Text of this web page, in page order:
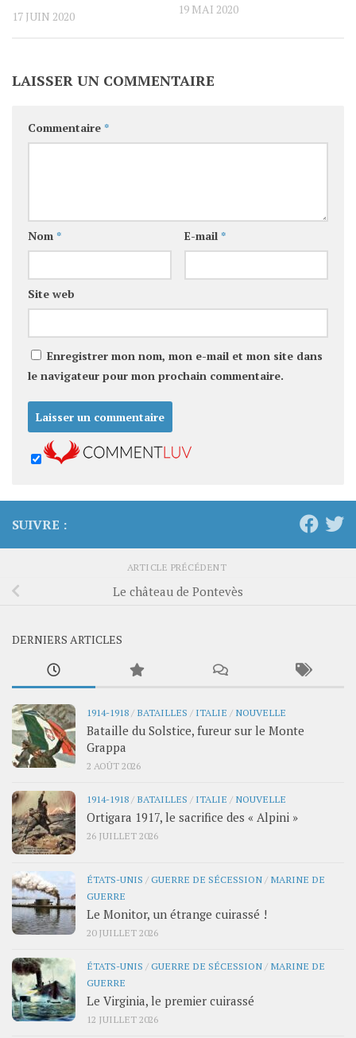
17 JUIN 2020 19 MAI 2020
LAISSER UN COMMENTAIRE
Commentaire *
Nom * E-mail *
Site web
Enregistrer mon nom, mon e-mail et mon site dans
le navigateur pour mon prochain commentaire.
SUIVRE :
ARTICLE PRÉCÉDENT
Le château de Pontevès
DERNIERS ARTICLES
1914-1918/ BATAILLES / ITALIE / NOUVELLE
Bataille du Solstice, fureur sur le Monte
Grappa
2 AOÛT 2026
1914-1918/ BATAILLES / ITALIE / NOUVELLE
Ortigara 1917, le sacrifice des « Alpini »
26 JUILLET 2026
ÉTATS-UNIS /GUERRE DE SÉCESSION/ MARINE DE
GUERRE
Le Monitor, un étrange cuirassé !
20 JUILLET 2026
ÉTATS-UNIS /GUERRE DE SÉCESSION/ MARINE DE
GUERRE
Le Virginia, le premier cuirassé
12 JUILLET 2026